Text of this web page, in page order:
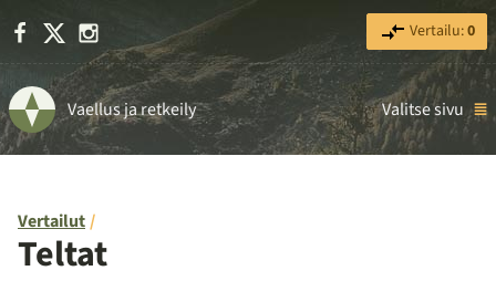
Facebook Instagram Vertailu:0
Vaellus ja retkeily Valitse sivu
Vertailut
Teltat